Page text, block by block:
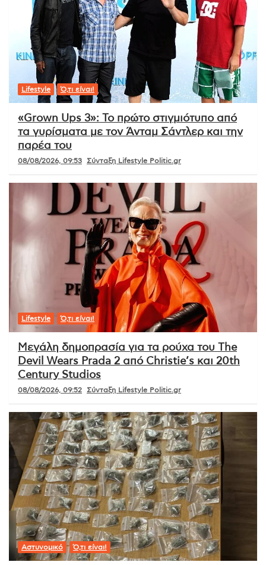
Lifestyle Ό,τι είναι!
«Grown Ups 3»: Το πρώτο στιγμιότυπο από
τα γυρίσματα με τον Άνταμ Σάντλερ και την
παρέα του
08/08/2026, 09:53 Σύνταξη Lifestyle Politic.gr
Lifestyle Ό,τι είναι!
Μεγάλη δημοπρασία για τα ρούχα του The
Devil Wears Prada 2 από Christie’s και 20th
Century Studios
08/08/2026, 09:52 Σύνταξη Lifestyle Politic.gr
Αστυνομικό Ό,τι είναι!